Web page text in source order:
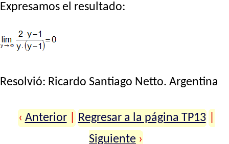
Expresamos el resultado:
Resolvió: Ricardo Santiago Netto. Argentina
‹ Anterior Regresar a la página TP13
Siguiente ›